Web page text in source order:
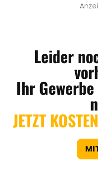
Leider
Ihr
JETZT